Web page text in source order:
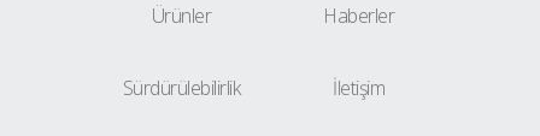
Ürünler
Sürdürülebilirlik
Haberler
İletişim